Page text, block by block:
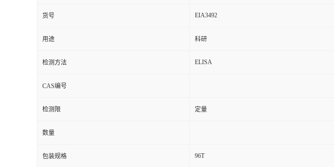
货号 EIA3492
用途 科研
检测方法 ELISA
CAS编号
检测限 定量
数量
包装规格 96T